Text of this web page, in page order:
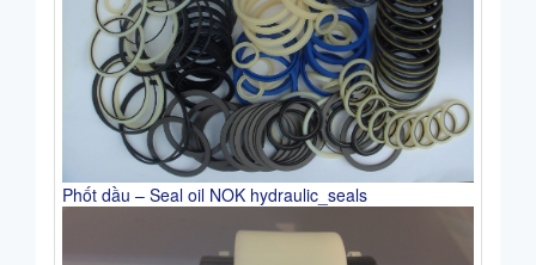
Phốt dầu – Seal oil NOK hydraulic_seals